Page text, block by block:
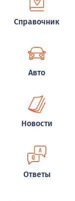
Справочник
Авто
Новости
Ответы